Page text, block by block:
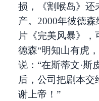
损，《割喉岛》还
产。2000年彼德
片《完美风暴》
德森“明知山有虎
说：“在斯蒂文·斯
后，公司把剧本
谢上帝！”